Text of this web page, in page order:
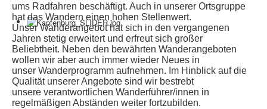
ums Radfahren beschäftigt. Auch in unserer Ortsgruppe
hat das Wandern einen hohen Stellenwert.
UnserWanderangebot hat sich in den vergangenen
Jahren stetig erweitert und erfreut sich großer
Beliebtheit. Neben den bewährten Wanderangeboten
wollen wir aber auch immer wieder Neues in
unser Wanderprogramm aufnehmen. Im Hinblick auf die
Qualität unserer Angebote sind wir bestrebt
unsere verantwortlichen Wanderführer/innen in
regelmäßigen Abständen weiter fortzubilden.